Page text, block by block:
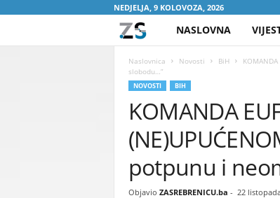
NEDJELJA, 9 KOLOVOZA, 2026
A
S
R
E
B
NASLOVNA
Naslovnica Novosti BiH
slobodu…”
NOVOSTI BIH
KOMANDA
potpunu i
Objavio ZASREBRENICU.ba - 22